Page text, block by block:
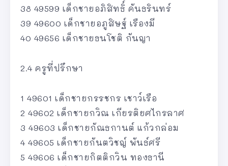
38 49599 เด็กชายอภิสิทธิ์ คันธรินทร์
39 49600 เด็กชายอภูสิษฐ์ เรืองมี
40 49656 เด็กชายธนโชติ กันญา
2.4 ครูที่ปรึกษา
1 49601 เด็กชายกรรชกร เชาว์เรือ
2 49602 เด็กชายกวิณ เกียรติยศไกรลาศ
3 49603 เด็กชายกัณธกานต์ แก้วกล่อม
4 49605 เด็กชายกันตวิชญ์ พันธ์ศรี
5 49606 เด็กชายกิตติกวิน ทองธานี